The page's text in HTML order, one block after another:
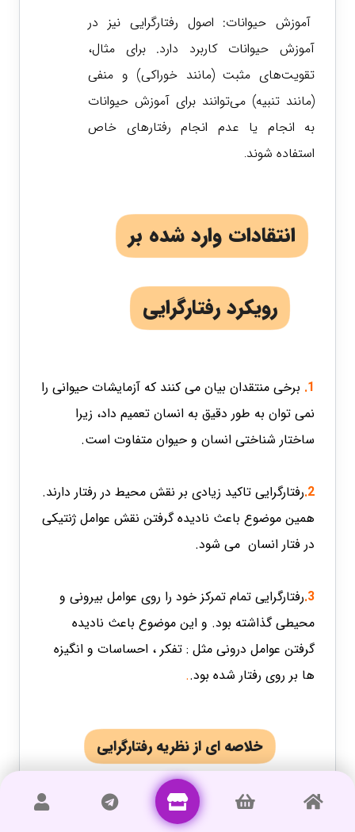
آموزش حیوانات: اصول رفتارگرایی نیز در
آموزش حیوانات کاربرد دارد. برای مثال،
تقویت‌های مثبت (مانند خوراکی) و منفی
(مانند تنبیه) می‌توانند برای آموزش حیوانات
به انجام یا عدم انجام رفتارهای خاص
استفاده شوند.
انتقادات وارد شده بر
رویکرد رفتارگرایی
1. برخی منتقدان بیان می کنند که آزمایشات حیوانی را
نمی توان به طور دقیق به انسان تعمیم داد، زیرا
ساختار شناختی انسان و حیوان متفاوت است.
2.رفتارگرایی تاکید زیادی بر نقش محیط در رفتار دارند.
همین موضوع باعث نادیده گرفتن نقش عوامل ژنتیکی
در فتار انسان می شود.
3.رفتارگرایی تمام تمرکز خود را روی عوامل بیرونی و
محیطی گذاشته بود. و این موضوع باعث نادیده
گرفتن عوامل درونی مثل : تفکر ، احساسات و انگیزه
ها بر روی رفتار شده بود..
خلاصه ای از نظریه رفتارگرایی